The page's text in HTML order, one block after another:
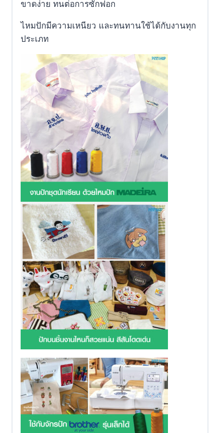
ขาดง่าย ทนต่อการซักฟอก
ไหมปักมีความเหนียว และทนทานใช้ได้กับงานทุก
ประเภท